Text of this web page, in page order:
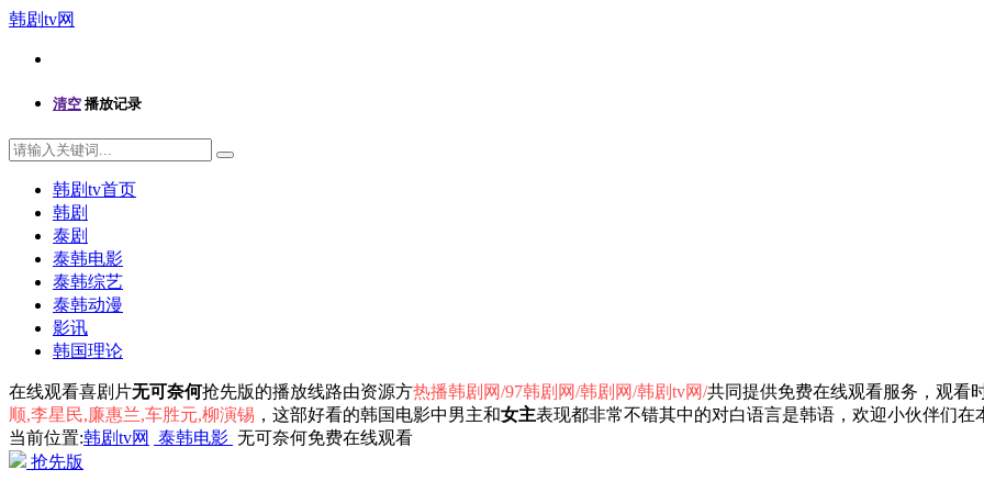
韩剧tv网
清空 播放记录
韩剧tv首页
韩剧
泰剧
泰韩电影
泰韩综艺
泰韩动漫
影讯
韩国理论
在线观看喜剧片无可奈何抢先版的播放线路由资源方热播韩剧网/97韩剧网/韩剧网/韩剧tv网/共同提供免费在线观看服务，观看
顺,李星民,廉惠兰,车胜元,柳演锡 ，这部好看的韩国电影中男主和女主表现都非常不错其中的对白语言是韩语，欢迎小伙伴们
当前位置:韩剧tv网 泰韩电影 无可奈何免费在线观看
抢先版